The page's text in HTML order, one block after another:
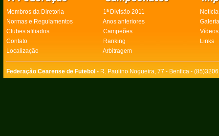
Membros da Diretoria 1ª Divisão 2011
Normas e Regulamentos
Anos anteriores
Clubes afiliados
Campeões
Vídeos
Contato
Ranking
Links
Localização
Arbitragem
Federação Cearense de Futebol - R. Paulino Nogueira, 77 - Benfica -